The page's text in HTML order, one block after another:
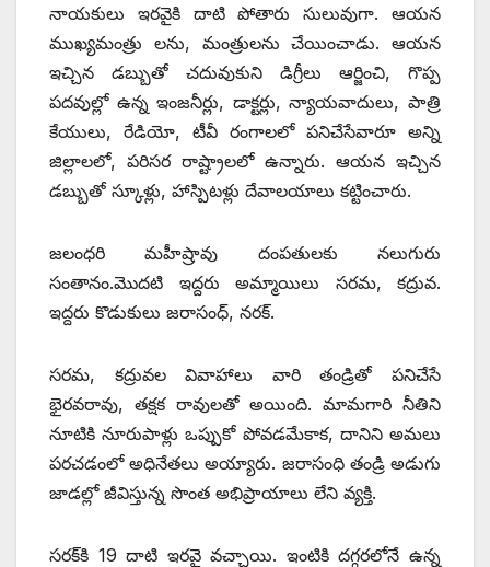
నాయకులు ఇరవైకి దాటి పోతారు సులువుగా. ఆయన
ముఖ్యమంత్రు లను, మంత్రులను చేయించాడు. ఆయన
ఇచ్చిన డబ్బుతో చదువుకుని డిగ్రీలు ఆర్జించి, గొప్ప
పదవుల్లో ఉన్న ఇంజనీర్లు, డాక్టర్లు, న్యాయవాదులు, పాత్రి
కేయులు, రేడియో, టీవీ రంగాలలో పనిచేసేవారూ అన్ని
జిల్లాలలో, పరిసర రాష్ట్రాలలో ఉన్నారు. ఆయన ఇచ్చిన
డబ్బుతో స్కూళ్లు, హాస్పిటళ్లు దేవాలయాలు కట్టించారు.
జలంధరి మహీష్రావు దంపతులకు నలుగురు
సంతానం.మొదటి ఇద్దరు అమ్మాయిలు సరమ, కద్రువ.
ఇద్దరు కొడుకులు జరాసంధ్‌, నరక్‌.
సరమ, కద్రువల వివాహాలు వారి తండ్రితో పనిచేసే
భైరవరావు, తక్షక రావులతో అయింది. మామగారి నీతిని
నూటికి నూరుపాళ్లు ఒప్పుకో పోవడమేకాక, దానిని అమలు
పరచడంలో అధినేతలు అయ్యారు. జరాసంధి తండ్రి అడుగు
జాడల్లో జీవిస్తున్న సొంత అభిప్రాయాలు లేని వ్యక్తి.
సరక్‌కి 19 దాటి ఇరవై వచ్చాయి. ఇంటికి దగ్గరలోనే ఉన్న